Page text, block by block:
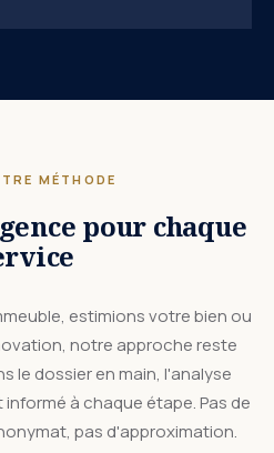
MÉTHODE
pour chaque
estimions votre bien ou
notre approche reste
le dossier en main, l'analyse
à chaque étape. Pas de
pas d'approximation.